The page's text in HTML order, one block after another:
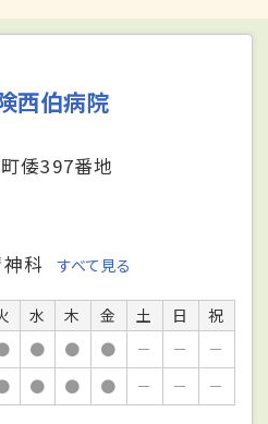
西伯病院
倭397番地
科 すべて見る
水 木 金 土 日
祝
● ● ● － －
－
● ● ● － － －